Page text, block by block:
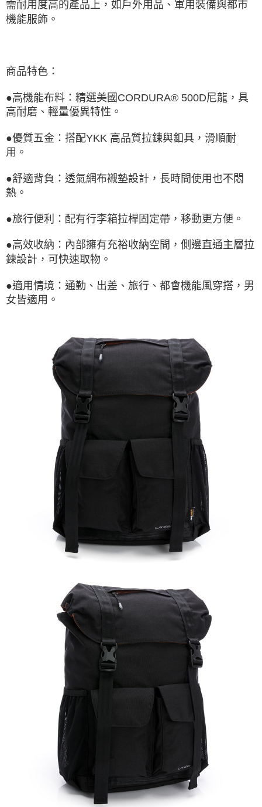
需耐用度高的產品上，如戶外用品、軍用裝備與都市
機能服飾。
商品特色：
●高機能布料：精選美國CORDURA® 500D尼龍，具
高耐磨、輕量優異特性。
●優質五金：搭配YKK 高品質拉鍊與釦具，滑順耐
用。
●舒適背負：透氣網布襯墊設計，長時間使用也不悶
熱。
●旅行便利：配有行李箱拉桿固定帶，移動更方便。
●高效收納：內部擁有充裕收納空間，側邊直通主層拉
鍊設計，可快速取物。
●適用情境：通勤、出差、旅行、都會機能風穿搭，男
女皆適用。